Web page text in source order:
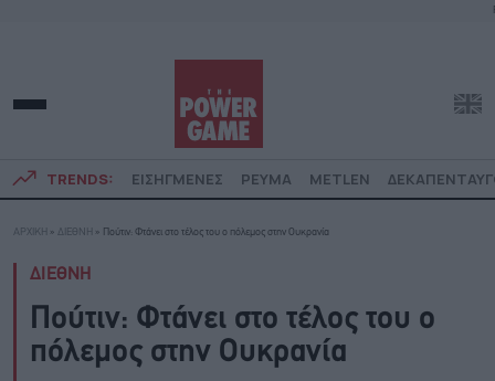
TRENDS: ΕΙΣΗΓΜΕΝΕΣ ΡΕΥΜΑ METLEN
ΑΡΧΙΚΗ » ΔΙΕΘΝΗ » Πούτιν: Φτάνει στο τέλος του ο πόλεμος στην Ουκρανία
ΔΙΕΘΝΗ
Πούτιν: Φτάνει στο τέλος του ο
πόλεμος στην Ουκρανία